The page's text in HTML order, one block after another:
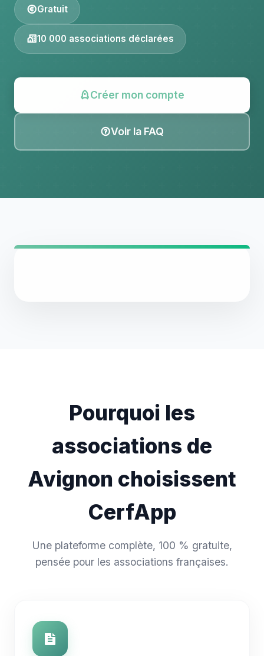
Gratuit
10 000 associations déclarées
Créer mon compte
Voir la FAQ
Pourquoi les
associations de
Avignon choisissent
CerfApp
Une plateforme complète, 100 % gratuite,
pensée pour les associations françaises.